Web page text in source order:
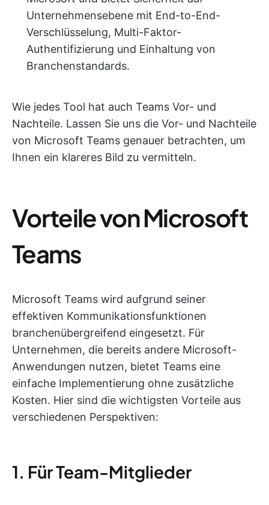
Unternehmensebene mit End-to-End-
Verschlüsselung, Multi-Faktor-
Authentifizierung und Einhaltung von
Branchenstandards.
Wie jedes Tool hat auch Teams Vor- und
Nachteile. Lassen Sie uns die Vor- und Nachteile
von Microsoft Teams genauer betrachten, um
Ihnen ein klareres Bild zu vermitteln.
Vorteile von Microsoft
Teams
Microsoft Teams wird aufgrund seiner
effektiven Kommunikationsfunktionen
branchenübergreifend eingesetzt. Für
Unternehmen, die bereits andere Microsoft-
Anwendungen nutzen, bietet Teams eine
einfache Implementierung ohne zusätzliche
Kosten. Hier sind die wichtigsten Vorteile aus
verschiedenen Perspektiven:
1. Für Team-Mitglieder